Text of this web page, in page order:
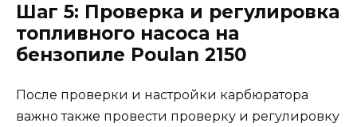
Шаг 5: Проверка и регулировка
топливного насоса на
бензопиле Poulan 2150
После проверки и настройки карбюратора
важно также провести проверку и регулировку